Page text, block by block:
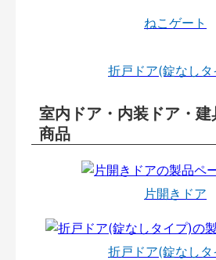
ねこゲート
折戸ドア(錠なしタ
室内ドア・内装ドア・
商品
片開きドア
折戸ドア(錠なしタ